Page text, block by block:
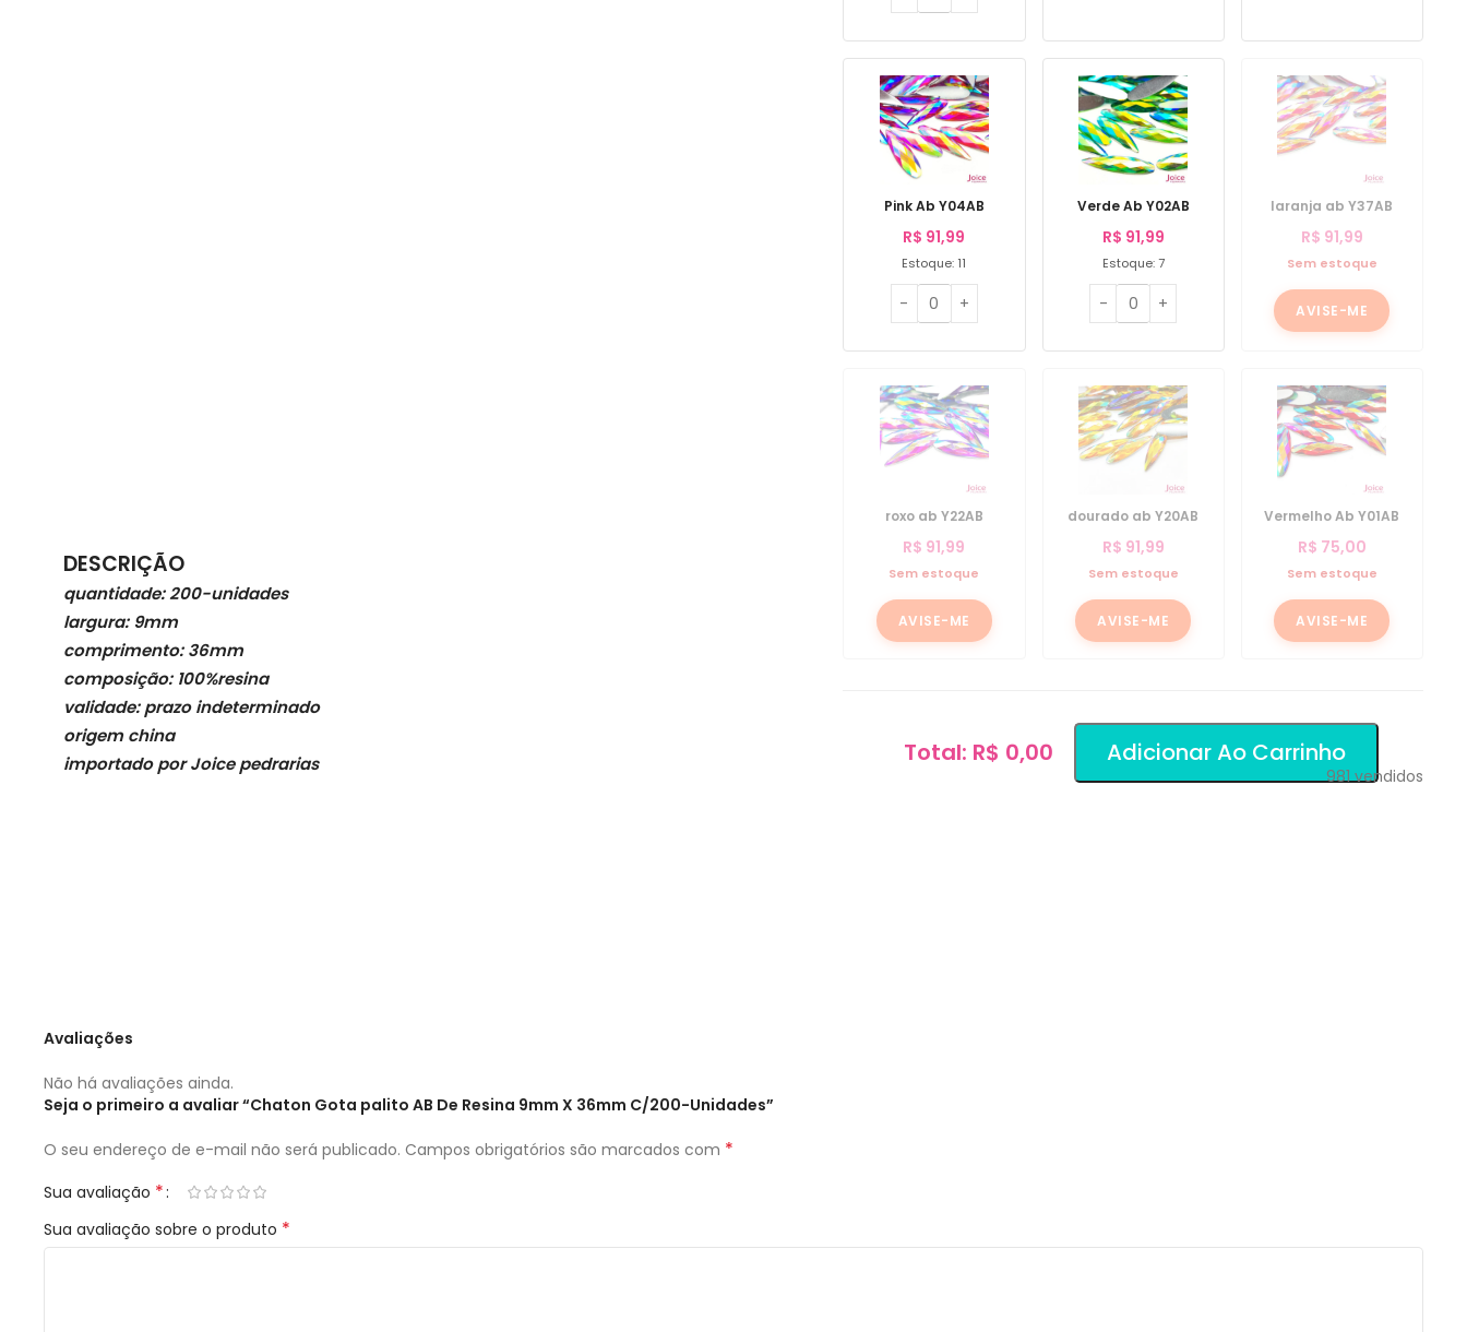
DESCRIÇÃO
quantidade: 200-unidades
largura: 9mm
comprimento: 36mm
composição: 100%resina
validade: prazo indeterminado
origem china
importado por Joice pedrarias
Pink Ab Y04AB
R$ 91,99
Estoque: 11
Verde Ab Y02AB
R$ 91,99
Estoque: 7
laranja ab Y37AB
R$ 91,99
Sem estoque
AVISE-ME
roxo ab Y22AB
R$ 91,99
Sem estoque
AVISE-ME
dourado ab Y20AB
R$ 91,99
Sem estoque
AVISE-ME
Vermelho Ab Y01AB
R$ 75,00
Sem estoque
AVISE-ME
Total: R$ 0,00 Adicionar Ao Carrinho
981vendidos
Avaliações
Não há avaliações ainda.
Seja o primeiro a avaliar “Chaton Gota palito AB De Resina 9mm X 36mm C/200-Unidades”
O seu endereço de e-mail não será publicado. Campos obrigatórios são marcados com *
Sua avaliação *
Sua avaliação sobre o produto *